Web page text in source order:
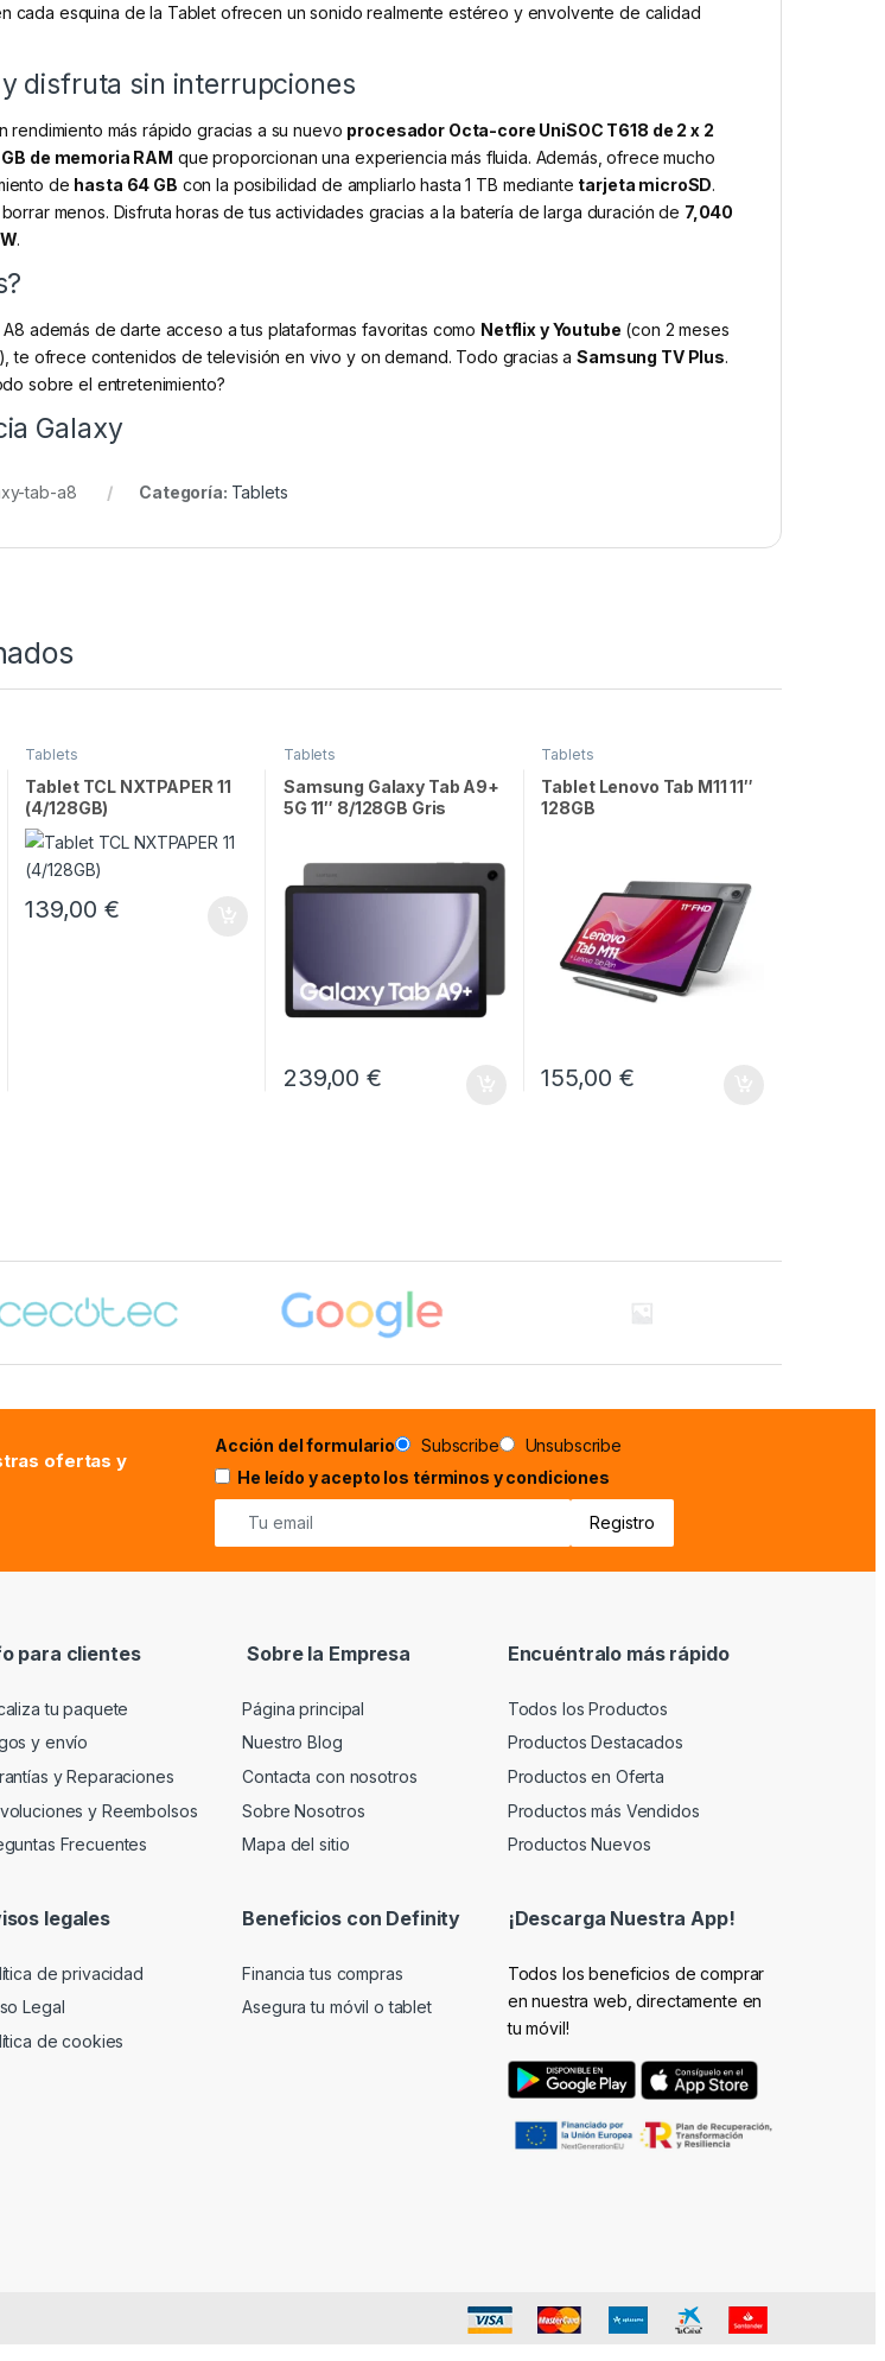
cada esquina de la Tablet ofrecen un sonido realmente estéreo y envolvente de calidad
disfruta sin interrupciones
rendimiento más rápido gracias a su nuevo procesador Octa-core UniSOC T618 de 2 x 2
de memoria RAM que proporcionan una experiencia más fluida. Además, ofrece mucho
de hasta 64 GB con la posibilidad de ampliarlo hasta 1 TB mediante tarjeta microSD.
menos. Disfruta horas de tus actividades gracias a la batería de larga duración de 7,040
.
además de darte acceso a tus plataformas favoritas como Netflix y Youtube (con 2 meses
te ofrece contenidos de televisión en vivo y on demand. Todo gracias aSamsung TV Plus.
sobre el entretenimiento?
Galaxy
tab-a8 Categoría: Tablets
Tablets
Tablet TCL NXTPAPER 11
(4/128GB)
139,00 €
Tablets
Samsung Galaxy Tab A9+
5G 11″ 8/128GB Gris
239,00€
Tablets
Tablet Lenovo Tab M11 11″
128GB
155,00 €
ofertas y
Acción del formulario Subscribe
Unsubscribe
He leído y acepto los términos y condiciones
para clientes
tu paquete
y envío
y Reparaciones
y Reembolsos
Frecuentes
Sobre la Empresa
Página principal
Nuestro Blog
Contacta con nosotros
Sobre Nosotros
Mapa del sitio
Encuéntralo más rápido
Todos los Productos
Productos Destacados
Productos en Oferta
Productos más Vendidos
Productos Nuevos
legales
de privacidad
Legal
de cookies
Beneficios con Definity
Financia tus compras
Asegura tu móvil o tablet
¡Descarga Nuestra App!
Todos los beneficios de comprar
en nuestra web, directamente en
tu móvil!